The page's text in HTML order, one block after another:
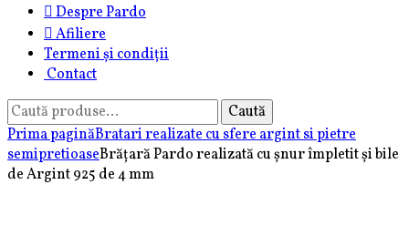
Despre Pardo
Afiliere
Termeni și condiții
Contact
Caută
după:
Caută
Prima paginăBratari realizate cu sfere argint si pietre
semipretioaseBrățară Pardo realizată cu șnur împletit și bile
de Argint 925 de 4 mm